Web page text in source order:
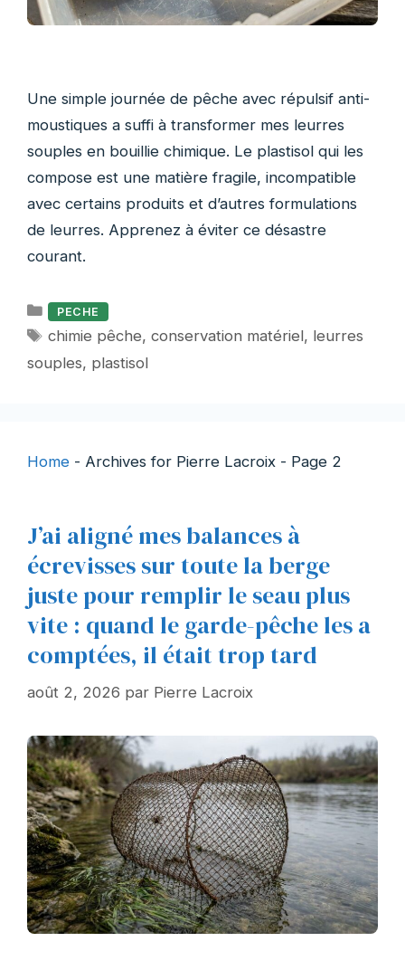
Une simple journée de pêche avec répulsif anti-
moustiques a suffi à transformer mes leurres
souples en bouillie chimique. Le plastisol qui les
compose est une matière fragile, incompatible
avec certains produits et d’autres formulations
de leurres. Apprenez à éviter ce désastre
courant.
Catégories
PECHE
Étiquettes
chimie pêche,conservation matériel, leurres
souples, plastisol
Home - Archives for Pierre Lacroix - Page 2
J’ai aligné mes balances à
écrevisses sur toute la berge
juste pour remplir le seau plus
vite : quand le garde-pêche les a
comptées, il était trop tard
août 2, 2026 par Pierre Lacroix